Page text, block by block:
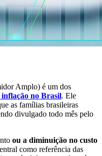
Amplo) é um dos
inflação no Brasil. Ele
as famílias brasileiras
divulgado todo mês pelo
ou a diminuição no custo
como referência das